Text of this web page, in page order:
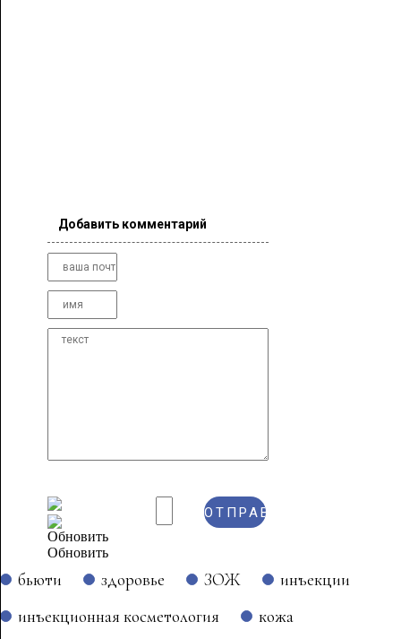
Добавить комментарий
Обновить
бьюти здоровье ЗОЖ
инъекции
инъекционная косметология
кожа